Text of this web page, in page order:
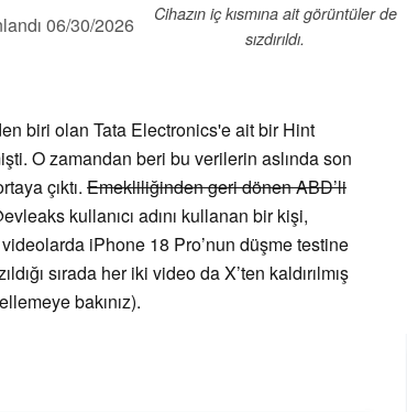
Cihazın iç kısmına ait görüntüler de
sızdırıldı.
06/30/2026
biri olan Tata Electronics'e ait bir Hint
O zamandan beri bu verilerin aslında son
çıktı. Emekliliğinden geri dönen ABD’li
kullanıcı adını kullanan bir kişi,
iPhone 18 Pro’nun düşme testine
sırada her iki video da X’ten kaldırılmış
bakınız).